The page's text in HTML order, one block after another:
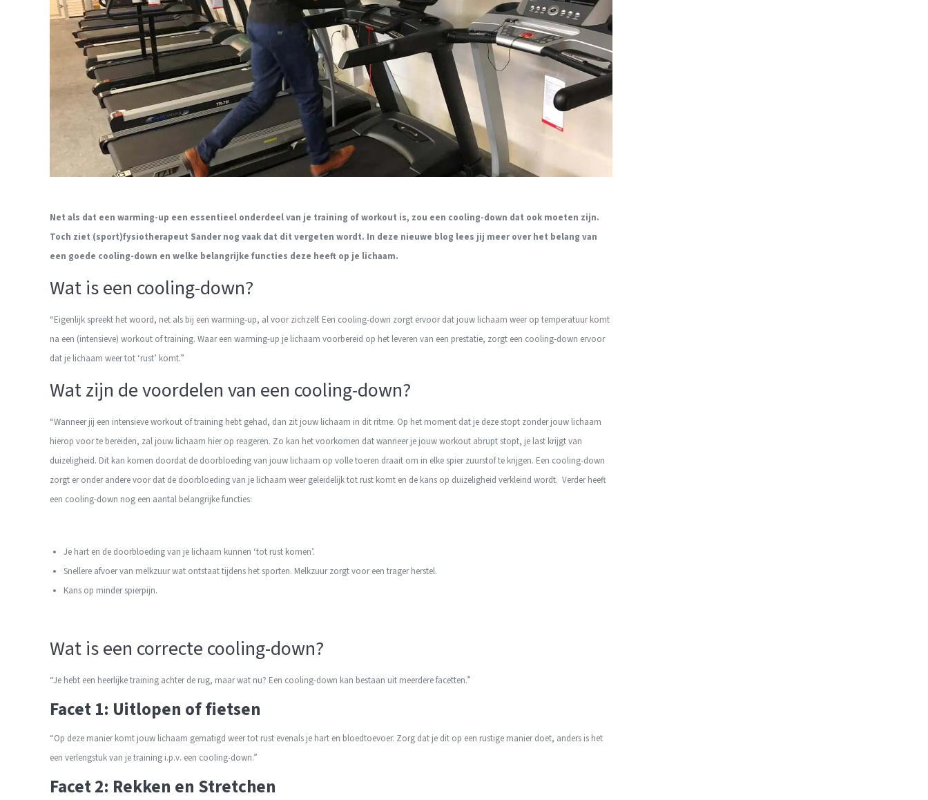
Net als dat een warming-up een essentieel onderdeel van je training of workout is, zou een cooling-down dat ook moeten zijn.
Toch ziet (sport)fysiotherapeut Sandernog vaak dat dit vergeten wordt. In deze nieuwe blog lees jij meer over het belang van
een goede cooling-down en welke belangrijke functies deze heeft op je lichaam.
Wat is een cooling-down?
“Eigenlijk spreekt het woord, net als bij een warming-up, al voor zichzelf. Een cooling-down zorgt ervoor dat jouw lichaam weer op temperatuur komt
na een (intensieve) workout of training. Waar een warming-up je lichaam voorbereid op het leveren van een prestatie, zorgt een cooling-down ervoor
dat je lichaam weer tot ‘rust’ komt.”
Wat zijn de voordelen van een cooling-down?
“Wanneer jij een intensieve workout of training hebt gehad, dan zit jouw lichaam in dit ritme. Op het moment dat je deze stopt zonder jouw lichaam
hierop voor te bereiden, zal jouw lichaam hier op reageren. Zo kan het voorkomen dat wanneer je jouw workout abrupt stopt, je last krijgt van
duizeligheid. Dit kan komen doordat de doorbloeding van jouw lichaam op volle toeren draait om in elke spier zuurstof te krijgen. Een cooling-down
zorgt er onder andere voor dat de doorbloeding van je lichaam weer geleidelijk tot rust komt en de kans op duizeligheid verkleind wordt. Verder heeft
een cooling-down nog een aantal belangrijke functies:
Je hart en de doorbloeding van je lichaam kunnen ‘tot rust komen’.
Snellere afvoer van melkzuur wat ontstaat tijdens het sporten. Melkzuur zorgt voor een trager herstel.
Kans op minder spierpijn.
Wat is een correcte cooling-down?
“Je hebt een heerlijke training achter de rug, maar wat nu? Een cooling-down kan bestaan uit meerdere facetten.”
Facet 1: Uitlopen of fietsen
“Op deze manier komt jouw lichaam gematigd weer tot rust evenals je hart en bloedtoevoer. Zorg dat je dit op een rustige manier doet, anders is het
een verlengstuk van je training i.p.v. een cooling-down.”
Facet 2: Rekken en Stretchen